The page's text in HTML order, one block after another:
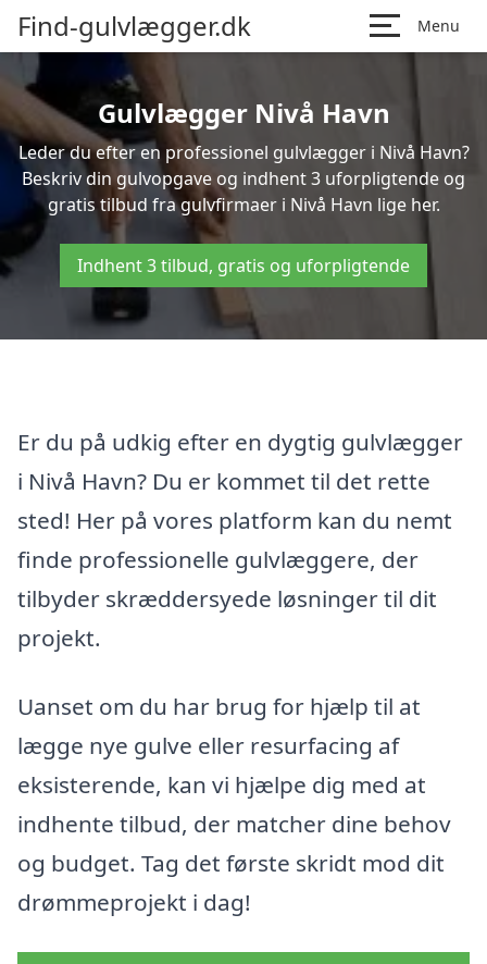
Find-gulvlægger.dk Menu
Gulvlægger Nivå Havn
Leder du efter en professionel gulvlægger i Nivå Havn?
Beskriv din gulvopgave og indhent 3 uforpligtende og
gratis tilbud fra gulvfirmaer i Nivå Havn lige her.
Indhent 3 tilbud, gratis og uforpligtende
Er du på udkig efter en dygtig gulvlægger
i Nivå Havn? Du er kommet til det rette
sted! Her på vores platform kan du nemt
finde professionelle gulvlæggere, der
tilbyder skræddersyede løsninger til dit
projekt.
Uanset om du har brug for hjælp til at
lægge nye gulve eller resurfacing af
eksisterende, kan vi hjælpe dig med at
indhente tilbud, der matcher dine behov
og budget. Tag det første skridt mod dit
drømmeprojekt i dag!